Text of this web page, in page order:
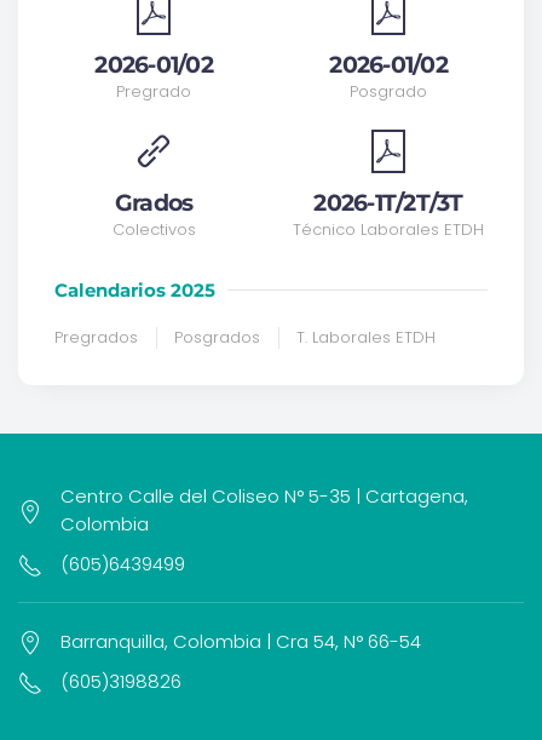
2026-01/02
Pregrado
Grados
Colectivos
2026-01/02
Posgrado
2026-1T/2T/3T
Técnico Laborales ETDH
Calendarios 2025
Pregrados Posgrados T. Laborales ETDH
Centro Calle del Coliseo N° 5-35 | Cartagena,
Colombia
(605)6439499
Barranquilla, Colombia | Cra 54, N° 66-54
(605)3198826